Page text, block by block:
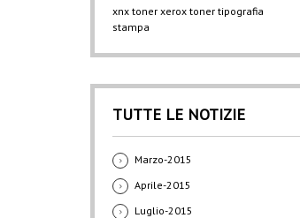
xnx toner xerox toner tipografia
stampa
TUTTE LE NOTIZIE
Marzo-2015
Aprile-2015
Luglio-2015